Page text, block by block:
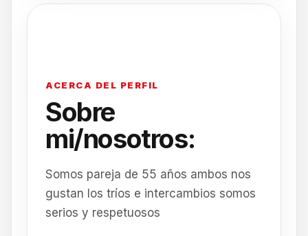
ACERCA DEL PERFIL
Sobre
mi/nosotros:
Somos pareja de 55 años ambos nos
gustan los tríos e intercambios somos
serios y respetuosos